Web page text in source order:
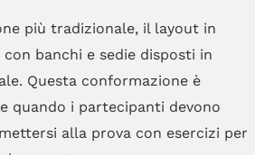
più tradizionale, il layout in
con banchi e sedie disposti in
Questa conformazione è
quando i partecipanti devono
alla prova con esercizi per